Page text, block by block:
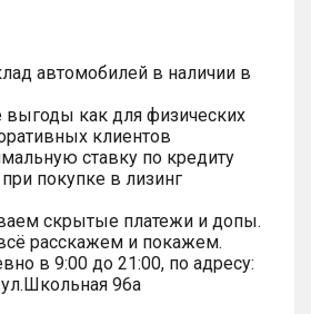
автомобилей в наличии в
как для физических
клиентов
ставку по кредиту
покупке в лизинг
скрытые платежи и допы.
расскажем и покажем.
в 9:00 до 21:00, по адресу:
96а